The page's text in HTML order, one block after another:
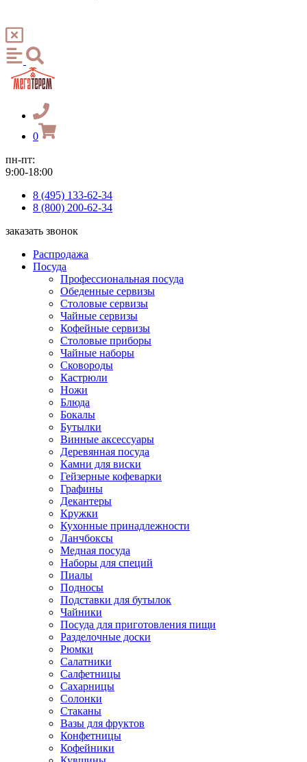
0
пн-пт:
9:00-18:00
8 (495) 133-62-34
8 (800) 200-62-34
заказать звонок
Распродажа
Посуда
Профессиональная посуда
Обеденные сервизы
Столовые сервизы
Чайные сервизы
Кофейные сервизы
Столовые приборы
Чайные наборы
Сковороды
Кастрюли
Ножи
Блюда
Бокалы
Бутылки
Винные аксессуары
Деревянная посуда
Камни для виски
Гейзерные кофеварки
Графины
Декантеры
Кружки
Кухонные принадлежности
Ланчбоксы
Медная посуда
Наборы для специй
Пиалы
Подносы
Подставки для бутылок
Чайники
Посуда для приготовления пищи
Разделочные доски
Рюмки
Салатники
Салфетницы
Сахарницы
Солонки
Стаканы
Вазы для фруктов
Конфетницы
Кофейники